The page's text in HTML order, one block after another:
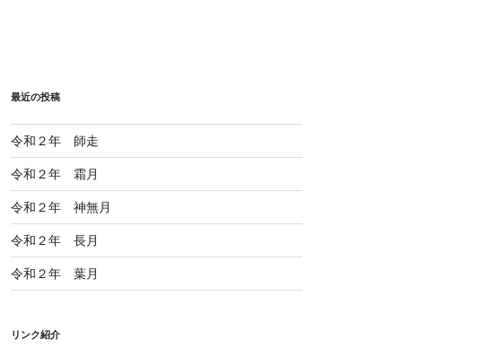
最近の投稿
令和２年 師走
令和２年 霜月
令和２年 神無月
令和２年 長月
令和２年 葉月
リンク紹介